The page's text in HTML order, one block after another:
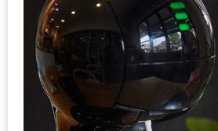
รับ
ประทาน
บุฟเฟ่ต์
ฟรี
ที่
LE